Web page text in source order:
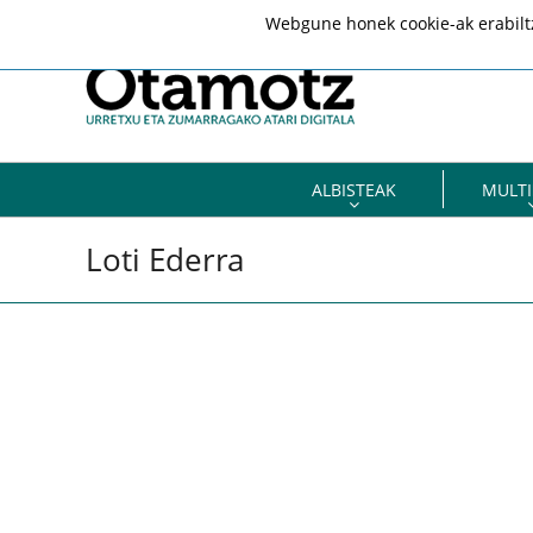
ALBISTEAK
Loti Ederra
Webgune honek cookie-ak